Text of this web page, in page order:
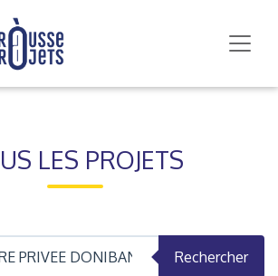
LES PROJETS
Rechercher